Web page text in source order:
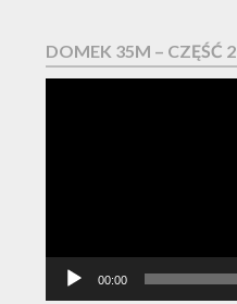
DOMEK 35M – CZĘŚĆ 2
00:00